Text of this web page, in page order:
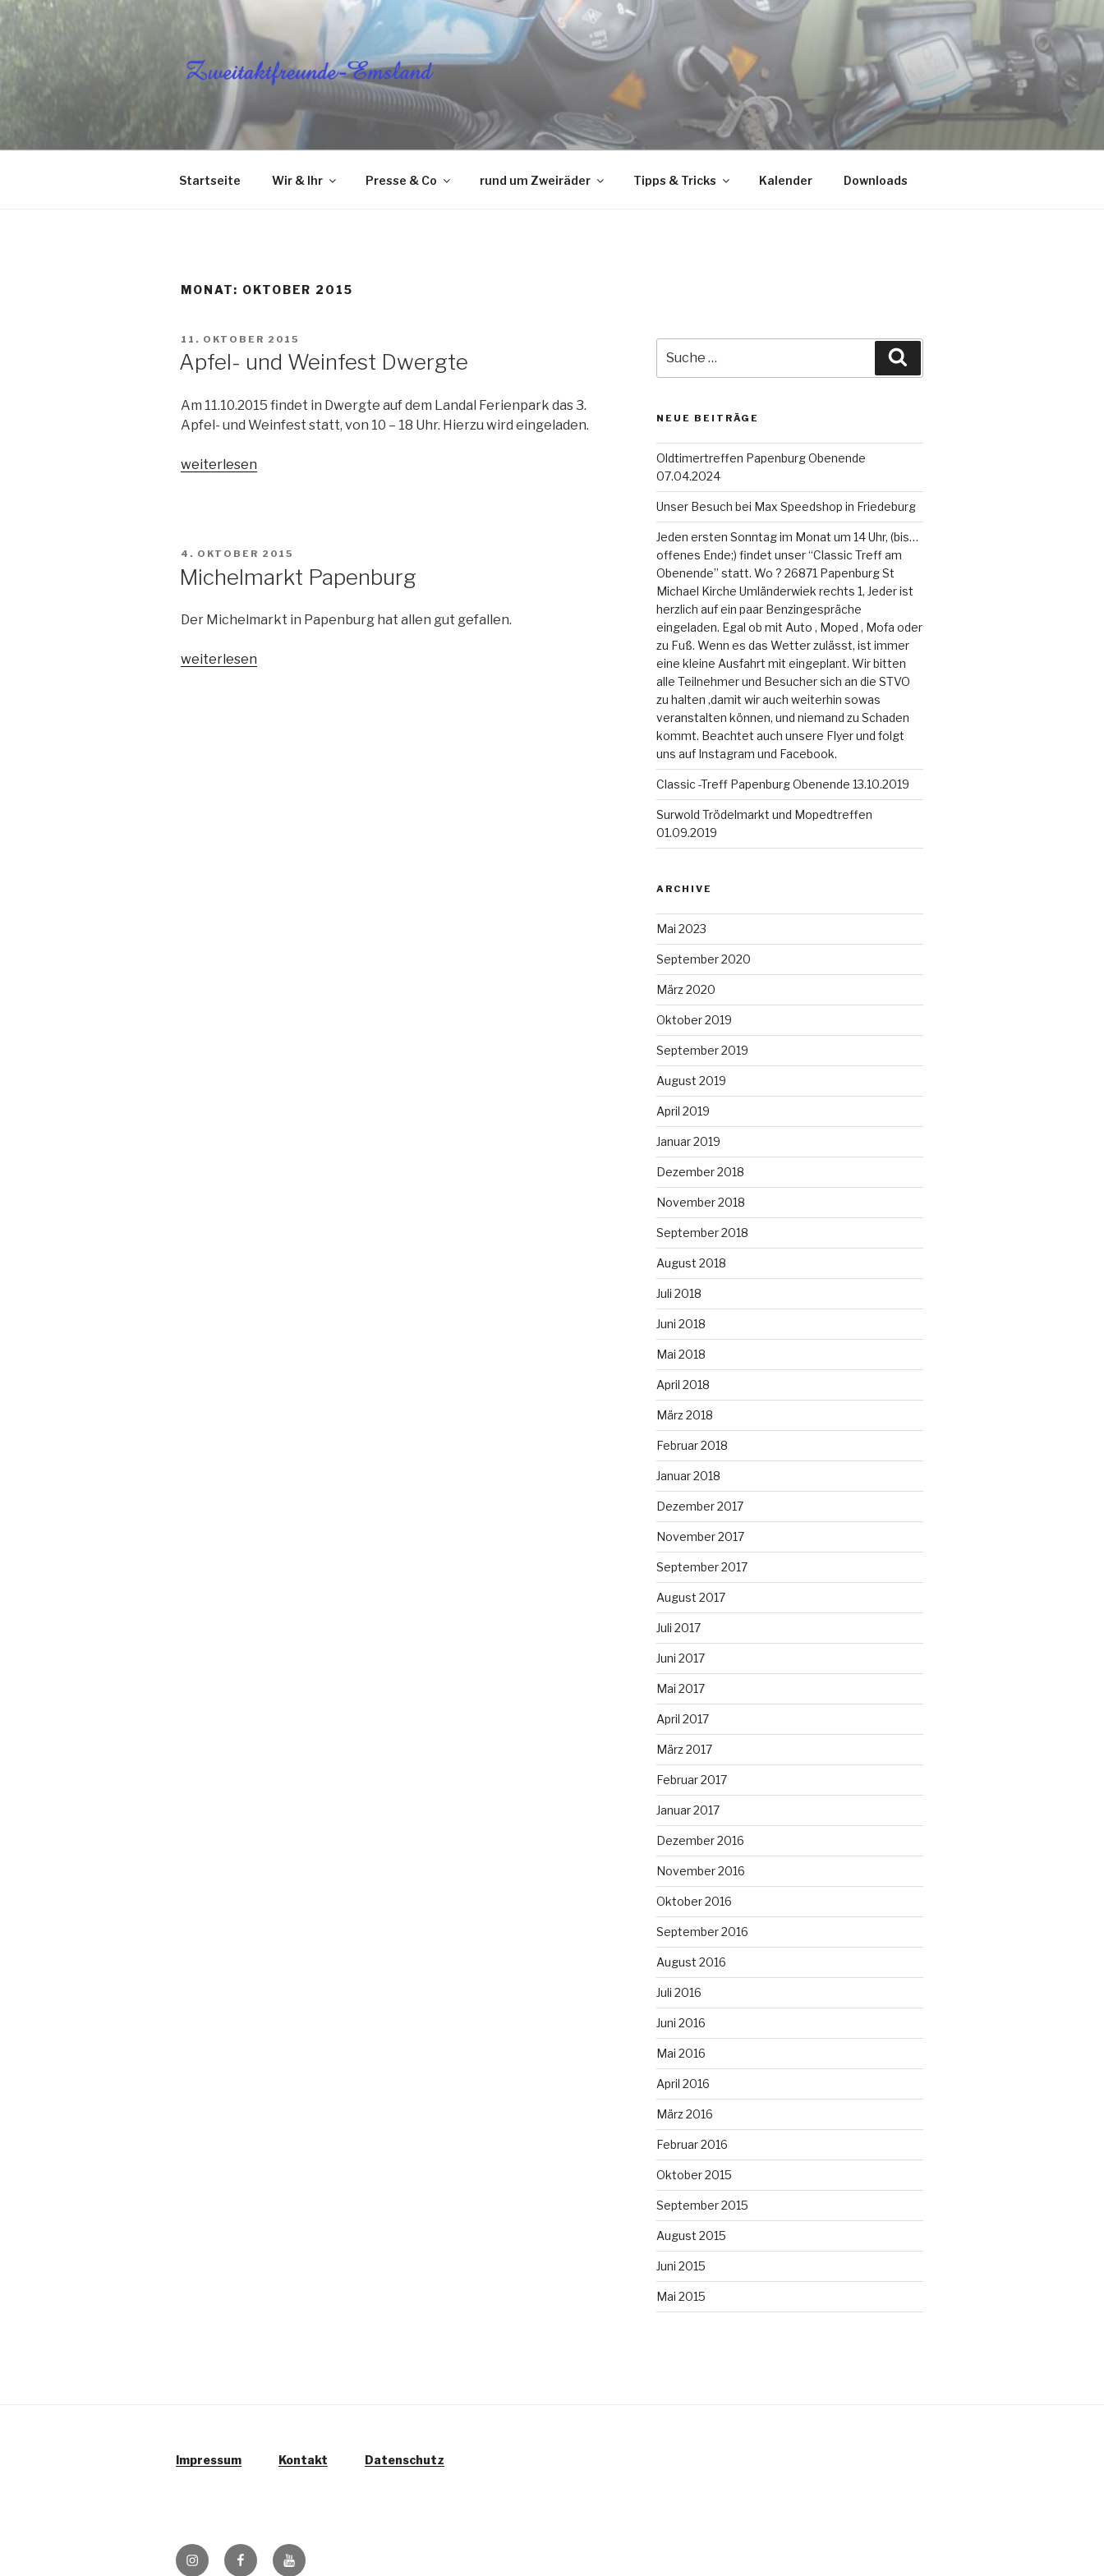
Zum
Inhalt
springen
ZWEITAKTFREUNDE-EMSLAND E.V.
Startseite Wir & Ihr Presse & Co rund um Zweiräder Tipps & Tricks Kalender Downloads
MONAT: OKTOBER 2015
VERÖFFENTLICHT
AM
11. OKTOBER 2015
Apfel- und Weinfest Dwergte
Am 11.10.2015 findet in Dwergte auf dem Landal Ferienpark das 3.
Apfel- und Weinfest statt, von 10 – 18 Uhr. Hierzu wird eingeladen.
„Apfel-
weiterlesen
VERÖFFENTLICHT
4. OKTOBER 2015
Michelmarkt Papenburg
Der Michelmarkt in Papenburg hat allen gut gefallen.
„Michelmarkt
weiterlesen
nach:
NEUE BEITRÄGE
Oldtimertreffen Papenburg Obenende
07.04.2024
Unser Besuch bei Max Speedshop in Friedeburg
Jeden ersten Sonntag im Monat um 14 Uhr, (bis…
offenes Ende;) findet unser “Classic Treff am
Obenende” statt. Wo ? 26871 Papenburg St
Michael Kirche Umländerwiek rechts 1, Jeder ist
herzlich auf ein paar Benzingespräche
eingeladen. Egal ob mit Auto , Moped , Mofa oder
zu Fuß. Wenn es das Wetter zulässt, ist immer
eine kleine Ausfahrt mit eingeplant. Wir bitten
alle Teilnehmer und Besucher sich an die STVO
zu halten ,damit wir auch weiterhin sowas
veranstalten können, und niemand zu Schaden
kommt. Beachtet auch unsere Flyer und folgt
uns auf Instagram und Facebook.
Classic -Treff Papenburg Obenende 13.10.2019
Surwold Trödelmarkt und Mopedtreffen
01.09.2019
ARCHIVE
Mai 2023
September 2020
März 2020
Oktober 2019
September 2019
August 2019
April 2019
Januar 2019
Dezember 2018
November 2018
September 2018
August 2018
Juli 2018
Juni 2018
Mai 2018
April 2018
März 2018
Februar 2018
Januar 2018
Dezember 2017
November 2017
September 2017
August 2017
Juli 2017
Juni 2017
Mai 2017
April 2017
März 2017
Februar 2017
Januar 2017
Dezember 2016
November 2016
Oktober 2016
September 2016
August 2016
Juli 2016
Juni 2016
Mai 2016
April 2016
März 2016
Februar 2016
Oktober 2015
September 2015
August 2015
Juni 2015
Mai 2015
Impressum Kontakt Datenschutz
InstagramFacebookYouTube